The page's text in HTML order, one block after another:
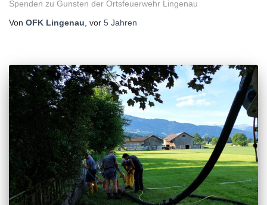
Spenden zu Gunsten der Ortsfeuerwehr Lingenau
Von OFK Lingenau , vor 5 Jahren